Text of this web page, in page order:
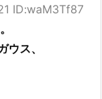
ID:waM3Tf87
ス、